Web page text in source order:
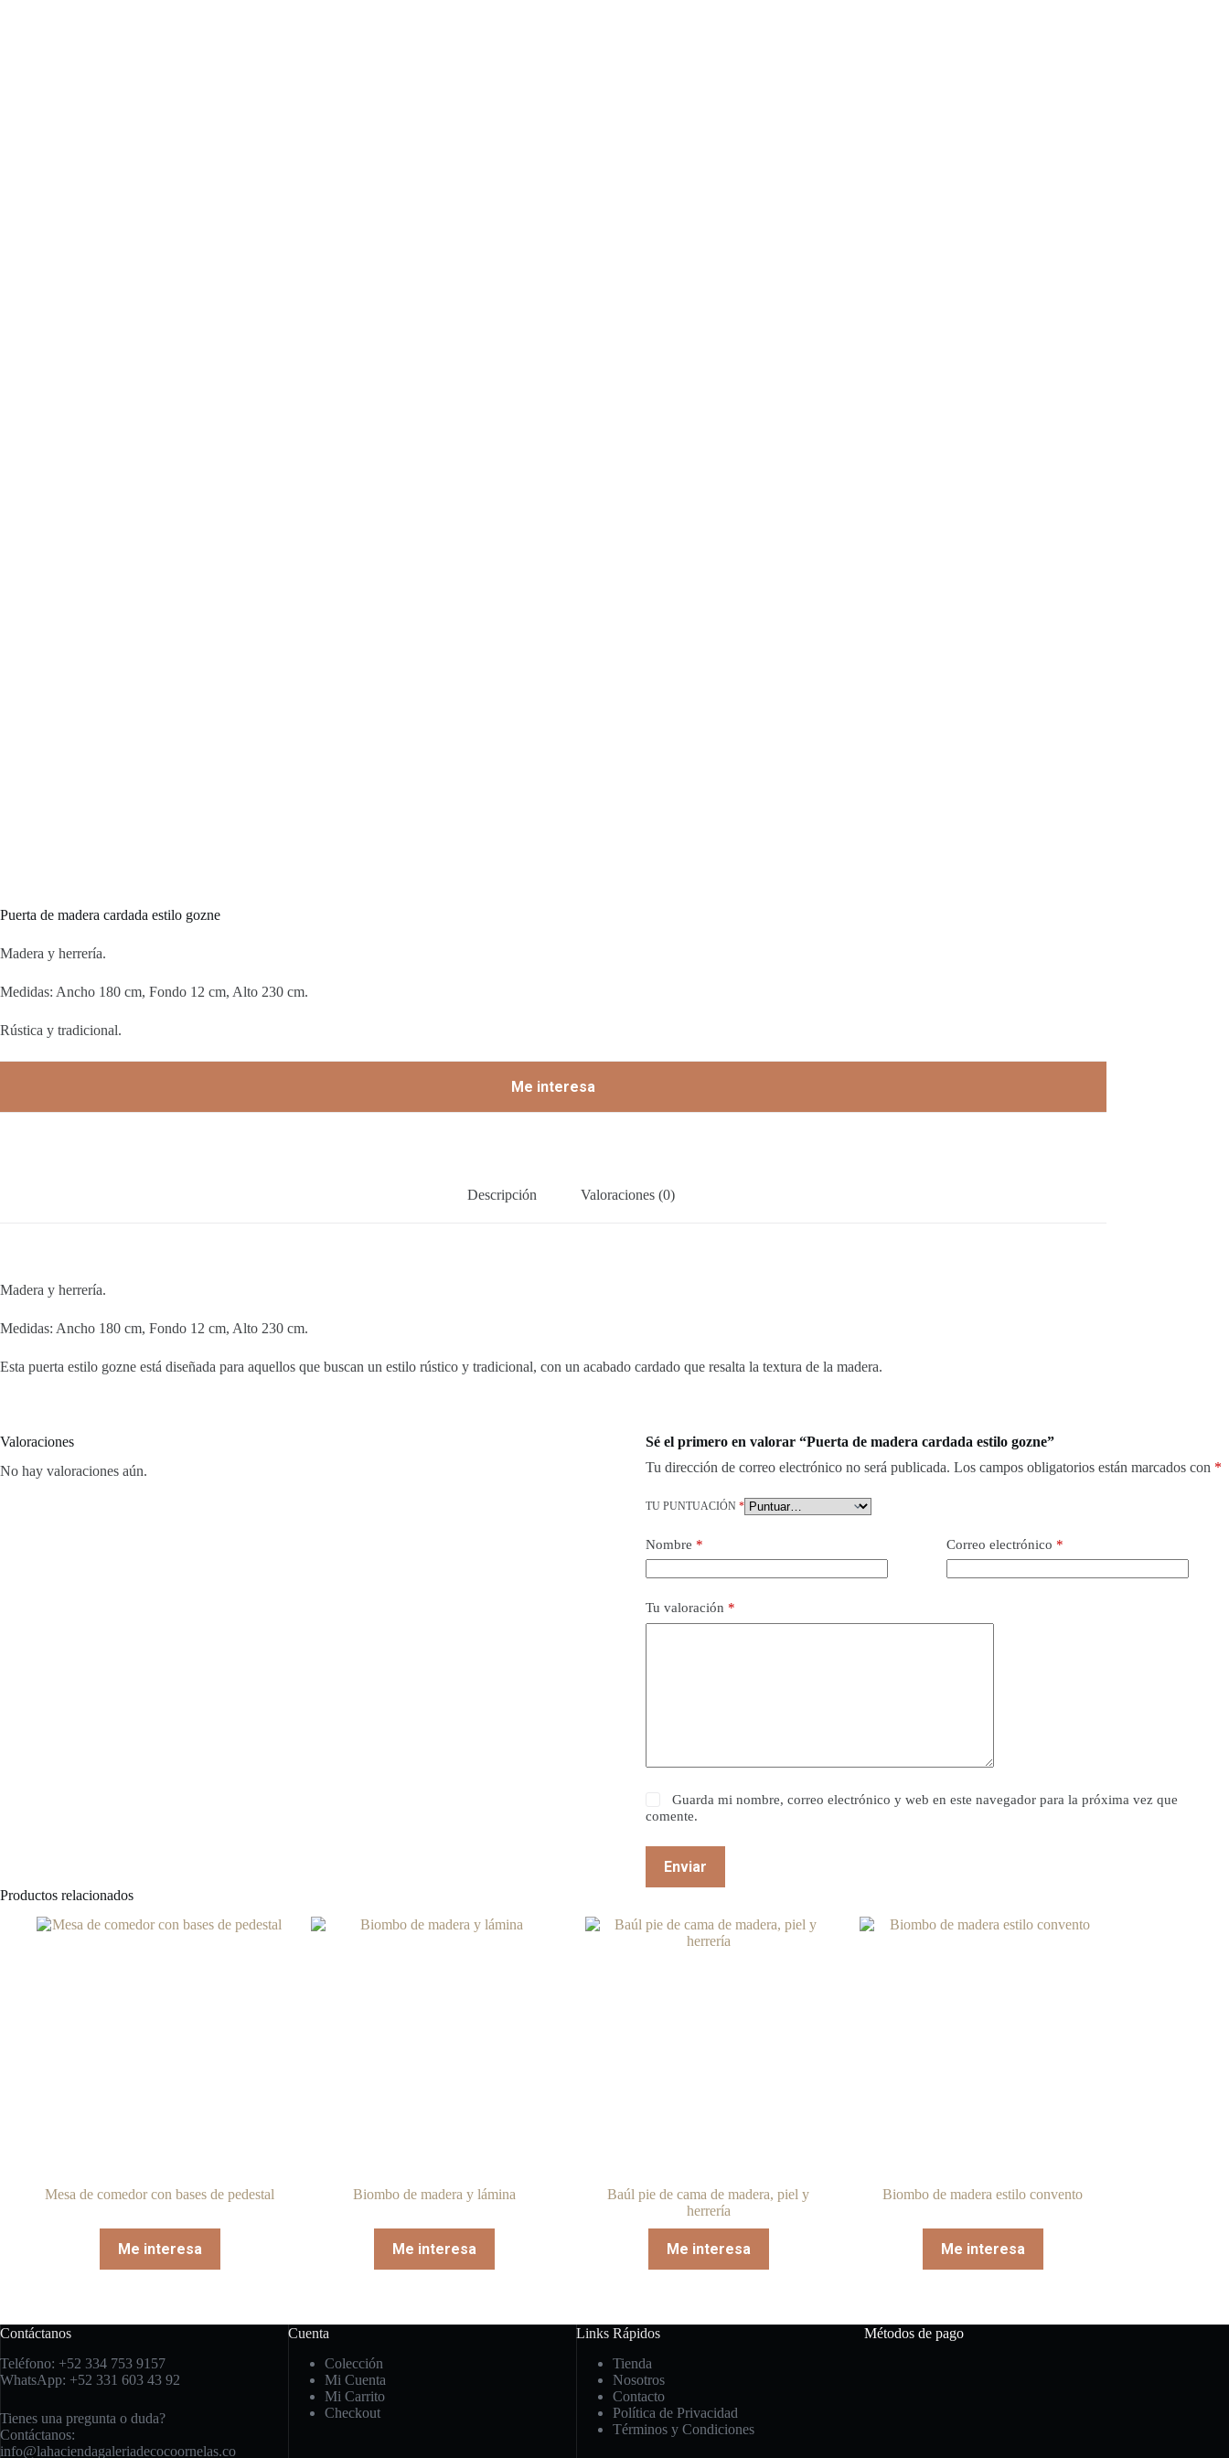
Puerta de madera cardada estilo gozne
Madera y herrería.
Medidas: Ancho 180 cm, Fondo 12 cm, Alto 230 cm.
Rústica y tradicional.
Me interesa
Descripción Valoraciones (0)
Madera y herrería.
Medidas: Ancho 180 cm, Fondo 12 cm, Alto 230 cm.
Esta puerta estilo gozne está diseñada para aquellos que buscan un estilo rústico y tradicional, con un acabado cardado que resalta la textura de la madera.
Valoraciones
No hay valoraciones aún.
Sé el primero en valorar “Puerta de madera cardada estilo gozne”
Tu dirección de correo electrónico no será publicada. Los campos obligatorios están marcados con *
TU PUNTUACIÓN *
Nombre * Correo electrónico *
Tu valoración *
Guarda mi nombre, correo electrónico y web en este navegador para la próxima vez que
comente.
Enviar
Productos relacionados
Mesa de comedor con bases de pedestal
Me interesa
Biombo de madera y lámina
Me interesa
Baúl pie de cama de madera, piel y
herrería
Me interesa
Biombo de madera estilo convento
Me interesa
Contáctanos
Teléfono: +52 334 753 9157
WhatsApp: +52 331 603 43 92
Tienes una pregunta o duda?
Contáctanos:
info@lahaciendagaleriadecocoornelas.co
Cuenta
Colección
Mi Cuenta
Mi Carrito
Checkout
Links Rápidos
Tienda
Nosotros
Contacto
Política de Privacidad
Términos y Condiciones
Métodos de pago